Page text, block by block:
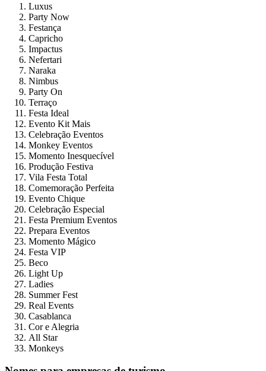
Luxus
Party Now
Festança
Capricho
Impactus
Nefertari
Naraka
Nimbus
Party On
Terraço
Festa Ideal
Evento Kit Mais
Celebração Eventos
Monkey Eventos
Momento Inesquecível
Produção Festiva
Vila Festa Total
Comemoração Perfeita
Evento Chique
Celebração Especial
Festa Premium Eventos
Prepara Eventos
Momento Mágico
Festa VIP
Beco
Light Up
Ladies
Summer Fest
Real Events
Casablanca
Cor e Alegria
All Star
Monkeys